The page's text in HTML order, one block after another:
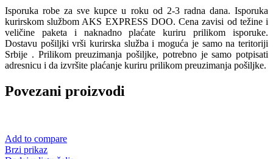
Isporuka robe za sve kupce u roku od 2-3 radna dana. Isporuka
kurirskom službom AKS EXPRESS DOO. Cena zavisi od težine i
veličine paketa i naknadno plaćate kuriru prilikom isporuke.
Dostavu pošiljki vrši kurirska služba i moguća je samo na teritoriji
Srbije . Prilikom preuzimanja pošiljke, potrebno je samo potpisati
adresnicu i da izvršite plaćanje kuriru prilikom preuzimanja pošiljke.
Povezani proizvodi
Add to compare
Brzi prikaz